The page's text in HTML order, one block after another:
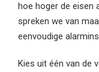
hoe hoger de eisen
spreken we van
eenvoudige
Kies uit één van de